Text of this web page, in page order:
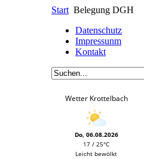
Start Belegung DGH
Datenschutz
Impressunm
Kontakt
Wetter Krottelbach
Do, 06.08.2026
17 / 25°C
Leicht bewölkt